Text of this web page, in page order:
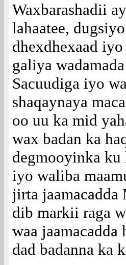
Waxbarashadii
lahaatee,
dhexdhexaad iyo
galiya
Sacuudiga iyo
shaqaynaya
oo uu ka mid
wax badan ka
degmooyinka ku
iyo waliba
jirta jaamacadda
dib markii raga
waa
dad badanna ka